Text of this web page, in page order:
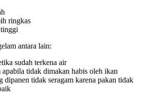
ringkas
antara lain:
sudah terkena air
tidak dimakan habis oleh ikan
dipanen tidak seragam karena pakan tidak